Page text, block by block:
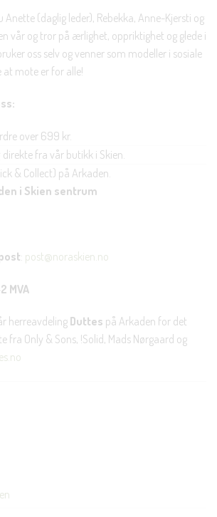
Anette (daglig leder), Rebekka, Anne-Kjersti og
vår og tror på ærlighet, oppriktighet og glede i
oss selv og venner som modeller i sosiale
at mote er for alle!
over 699 kr.
direkte fra vår butikk i Skien.
& Collect) på Arkaden.
i Skien sentrum
: post@noraskien.no
MVA
herreavdeling Duttes på Arkaden for det
fra Only & Sons, !Solid, Mads Nørgaard og